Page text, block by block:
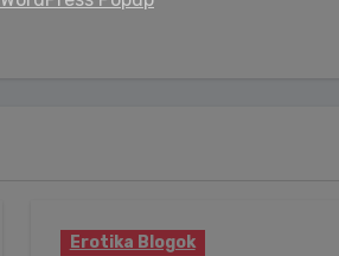
Erotika Blogok